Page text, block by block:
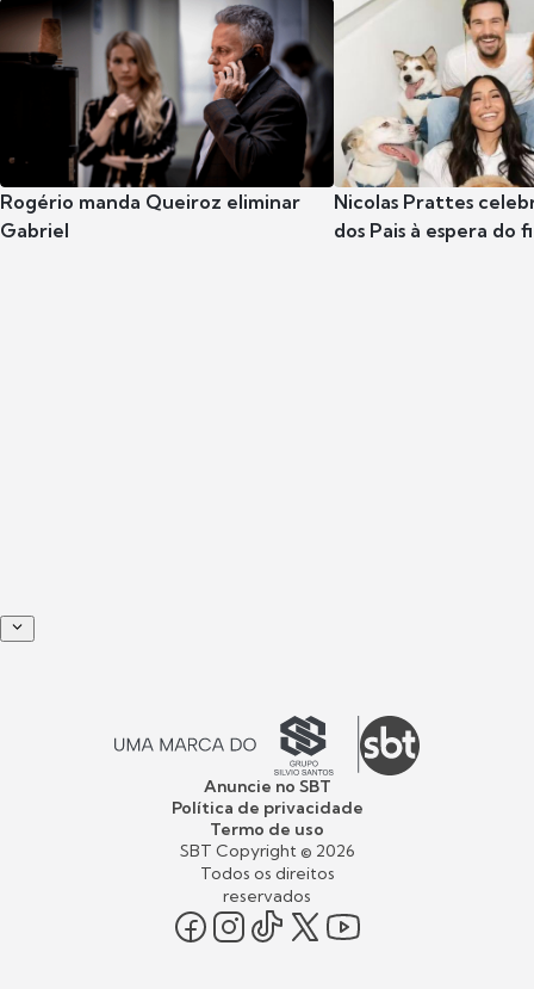
Rogério manda Queiroz eliminar
Gabriel
Nicolas Prattes
dos Pais à espera do
Anuncie no SBT
Política de privacidade
Termo de uso
SBT Copyright © 2026
Todos os direitos
reservados